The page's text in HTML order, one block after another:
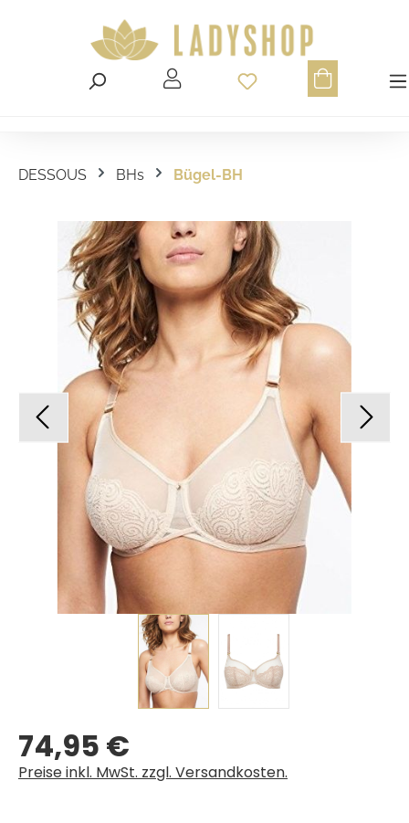
Du hast 0
DESSOUS BHs Bügel-BH
Bildergalerie überspringen
Regulärer Preis:
74,95 €
Preise inkl. MwSt. zzgl. Versandkosten.